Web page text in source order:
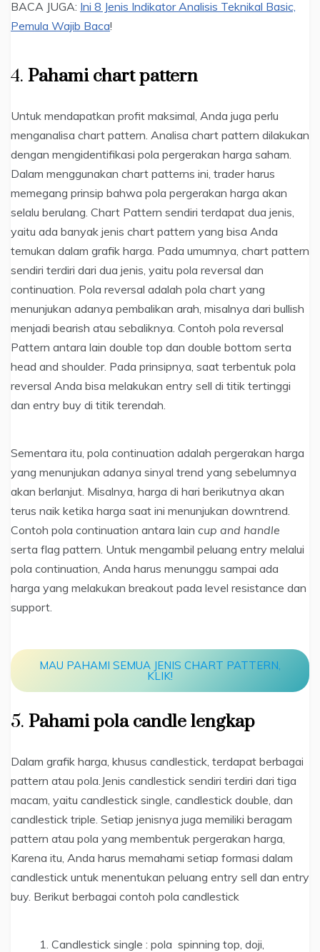
BACA JUGA: Ini 8 Jenis Indikator Analisis Teknikal Basic,
Pemula Wajib Baca!
4. Pahami chart pattern
Untuk mendapatkan profit maksimal, Anda juga perlu
menganalisa chart pattern. Analisa chart pattern dilakukan
dengan mengidentifikasi pola pergerakan harga saham.
Dalam menggunakan chart patterns ini, trader harus
memegang prinsip bahwa pola pergerakan harga akan
selalu berulang. Chart Pattern sendiri terdapat dua jenis,
yaitu ada banyak jenis chart pattern yang bisa Anda
temukan dalam grafik harga. Pada umumnya, chart pattern
sendiri terdiri dari dua jenis, yaitu pola reversal dan
continuation. Pola reversal adalah pola chart yang
menunjukan adanya pembalikan arah, misalnya dari bullish
menjadi bearish atau sebaliknya. Contoh pola reversal
Pattern antara lain double top dan double bottom serta
head and shoulder. Pada prinsipnya, saat terbentuk pola
reversal Anda bisa melakukan entry sell di titik tertinggi
dan entry buy di titik terendah.
Sementara itu, pola continuation adalah pergerakan harga
yang menunjukan adanya sinyal trend yang sebelumnya
akan berlanjut. Misalnya, harga di hari berikutnya akan
terus naik ketika harga saat ini menunjukan downtrend.
Contoh pola continuation antara lain cup and handle
serta flag pattern. Untuk mengambil peluang entry melalui
pola continuation, Anda harus menunggu sampai ada
harga yang melakukan breakout pada level resistance dan
support.
MAU PAHAMI SEMUA JENIS CHART PATTERN,
KLIK!
5. Pahami pola candle lengkap
Dalam grafik harga, khusus candlestick, terdapat berbagai
pattern atau pola.Jenis candlestick sendiri terdiri dari tiga
macam, yaitu candlestick single, candlestick double, dan
candlestick triple. Setiap jenisnya juga memiliki beragam
pattern atau pola yang membentuk pergerakan harga,
Karena itu, Anda harus memahami setiap formasi dalam
candlestick untuk menentukan peluang entry sell dan entry
buy. Berikut berbagai contoh pola candlestick
Candlestick single : pola spinning top, doji,